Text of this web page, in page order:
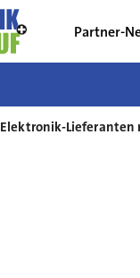
Partner-
Elektronik-Lieferanten